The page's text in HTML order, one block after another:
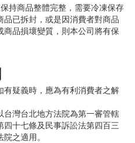
持商品整體完整，需要冷凍保存
已拆封，或是因消費者對商品
品損壞變質，則本公司將有保
疑義時，應為有利消費者之解
灣台北地方法院為第一審管轄
十七條及民事訴訟法第四百三
之適用。